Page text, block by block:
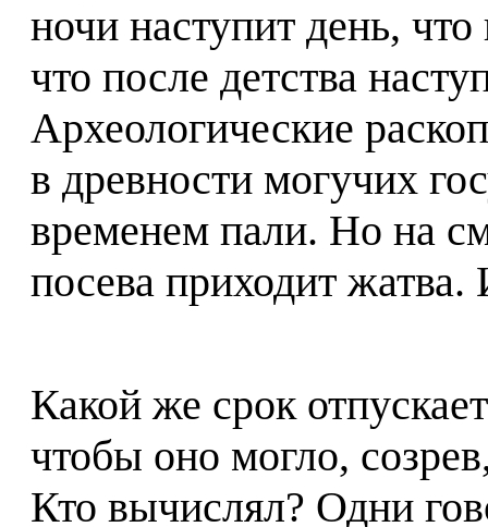
ночи наступит день,
что после детства
Археологические
в древности могучих
временем пали. Но на
посева приходит жатва.
Какой же срок
чтобы оно могло,
Кто вычислял? Одни